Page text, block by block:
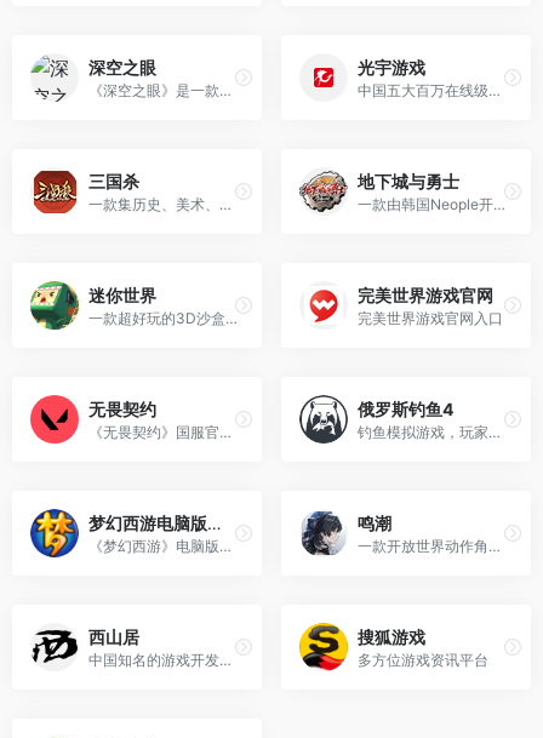
深空之眼
《深空之眼》是一款同屏连携3...
光宇游戏
中国五大百万在线级玩家游戏平台之一
三国杀
一款集历史、美术、卡牌等元素于一身的原创三国题材策略卡牌游戏
地下城与勇士
一款由韩国Neople开发、腾讯游戏代理运营的2D横版格斗网游
迷你世界
一款超好玩的3D沙盒游戏
完美世界游戏官网
完美世界游戏官网入口
无畏契约
《无畏契约》国服官方网站
俄罗斯钓鱼4
钓鱼模拟游戏，玩家可以在游戏中体验到各种钓鱼场景和技巧，同时还能学习钓鱼知识并提升自己的技能。
梦幻西游电脑版官网
《梦幻西游》电脑版官方网站入口
鸣潮
一款开放世界动作角色扮演游戏，以二次元风格为主，背景设定在太阳系第三颗行星索拉里斯，讲述了玩家扮演失去记忆的“漂泊者”，在寻找记忆的过程中结识同伴，共同对抗未知危机的故事。
西山居
中国知名的游戏开发公司,《剑侠情缘》,《剑网3》游戏
搜狐游戏
多方位游戏资讯平台